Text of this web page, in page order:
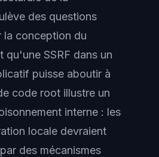
des questions
la conception du
qu'une SSRF dans un
puisse aboutir à
code root illustre un
interne : les
locale devraient
des mécanismes